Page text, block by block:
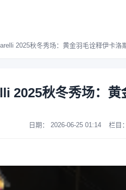
2025秋冬秀场：黄金羽毛诠释伊卡洛
2025秋冬秀场：
日期： 2026-06-25 01:14 栏目：